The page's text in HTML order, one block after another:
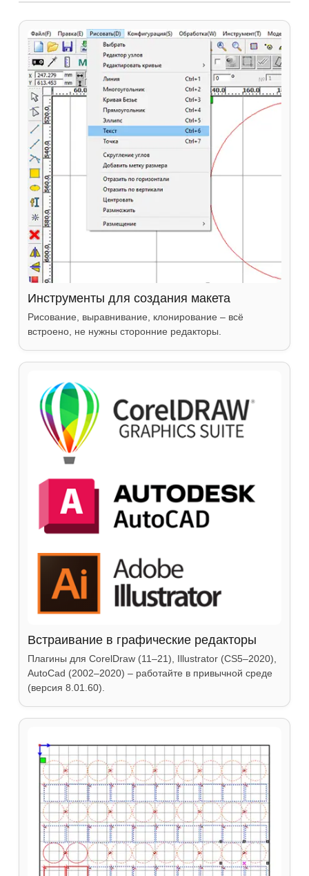
Инструменты для создания макета
Рисование, выравнивание, клонирование – всё
встроено, не нужны сторонние редакторы.
Встраивание в графические редакторы
Плагины для CorelDraw (11–21), Illustrator (CS5–2020),
AutoCad (2002–2020) – работайте в привычной среде
(версия 8.01.60).